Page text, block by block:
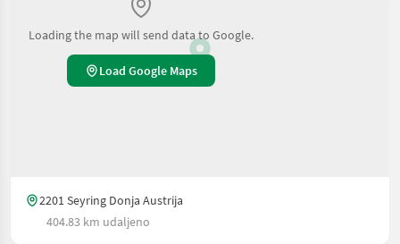
Loading the map will send data to Google.
Load Google Maps
2201 Seyring Donja Austrija
404.83 km udaljeno